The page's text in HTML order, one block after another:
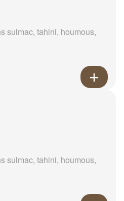
sulmac, tahini, houmous,
sulmac, tahini, houmous,